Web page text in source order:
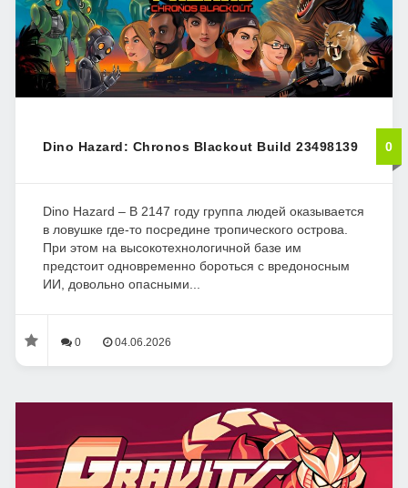
Dino Hazard: Chronos Blackout Build 23498139 0
Dino Hazard – В 2147 году группа людей оказывается
в ловушке где-то посредине тропического острова.
При этом на высокотехнологичной базе им
предстоит одновременно бороться с вредоносным
ИИ, довольно опасными...
0 04.06.2026